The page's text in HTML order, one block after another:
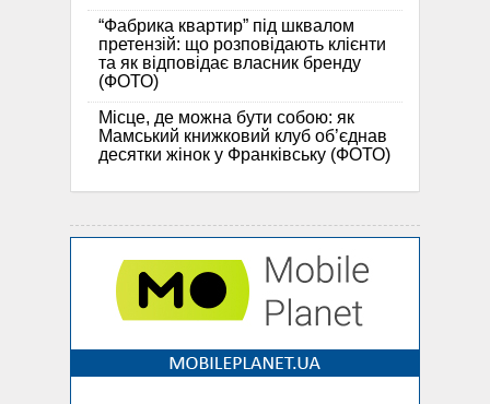
“Фабрика квартир” під шквалом
претензій: що розповідають клієнти
та як відповідає власник бренду
(ФОТО)
Місце, де можна бути собою: як
Мамський книжковий клуб об’єднав
десятки жінок у Франківську (ФОТО)